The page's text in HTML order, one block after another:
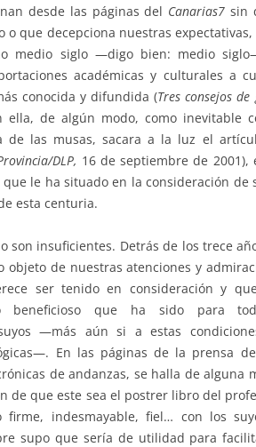
desde las páginas del Canarias7 sin
que decepciona nuestras expectativas,
medio siglo —digo bien: medio
académicas y culturales a
conocida y difundida (Tres consejos
ella, de algún modo, como inevitable
las musas, sacara a la luz el
DLP, 16 de septiembre de
le ha situado en la consideración de
esta centuria.
son insuficientes. Detrás de los trece
objeto de nuestras atenciones y
ser tenido en consideración y
beneficioso que ha sido para
—más aún si a estas
En las páginas de la prensa
de andanzas, se halla de alguna
de que este sea el postrer libro del
firme, indesmayable, fiel… con los
supo que sería de utilidad para